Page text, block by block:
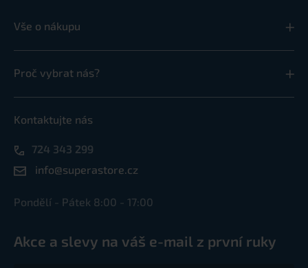
Vše o nákupu
Proč vybrat nás?
Kontaktujte nás
724 343 299
info@superastore.cz
Pondělí - Pátek 8:00 - 17:00
Akce a slevy na váš e-mail z první ruky